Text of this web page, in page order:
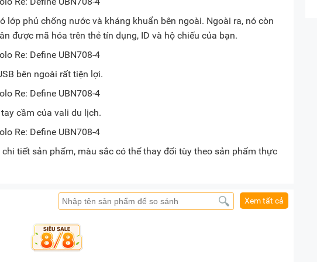
lớp phủ chống nước và kháng khuẩn bên ngoài. Ngoài ra, nó còn
được mã hóa trên thẻ tín dụng, ID và hộ chiếu của bạn.
bên ngoài rất tiện lợi.
cầm của vali du lịch.
tiết sản phẩm, màu sắc có thể thay đổi tùy theo sản phẩm thực
Xem tất cả